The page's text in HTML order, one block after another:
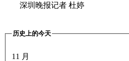
深圳晚报记者 杜婷
历史上的今天
11 月